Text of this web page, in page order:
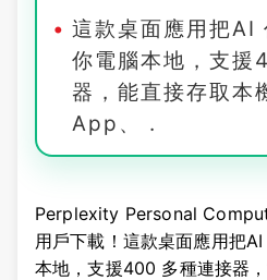
這款桌面應用把AI
你電腦本地，支援
器，能直接存取本
App、 .
Perplexity Personal
用戶下載！這款桌面應用把
本地，支援400 多種連接器，